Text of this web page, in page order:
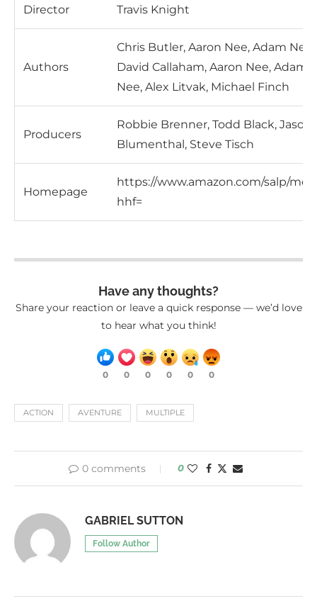
Director Travis Knight
Authors
Chris Butler, Aaron Nee, Adam Nee,
David Callaham, Aaron Nee, Adam
Nee, Alex Litvak, Michael Finch
Producers
Robbie Brenner, Todd Black, Jason
Blumenthal, Steve Tisch
Homepage
https://www.amazon.com/salp/
hhf=
Have any thoughts?
Share your reaction or leave a quick response — we’d love
to hear what you think!
0 0 0 0 0 0
ACTION AVENTURE MULTIPLE
0 comments 0
GABRIEL SUTTON
Follow Author